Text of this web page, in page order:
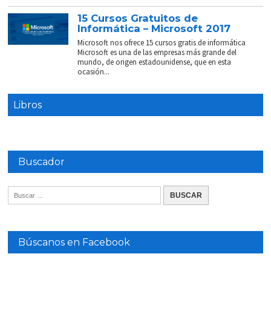
15 Cursos Gratuitos de
Informática – Microsoft 2017
Microsoft nos ofrece 15 cursos gratis de informática
Microsoft es una de las empresas más grande del
mundo, de origen estadounidense, que en esta
ocasión...
Libros
Buscador
Búscanos en Facebook